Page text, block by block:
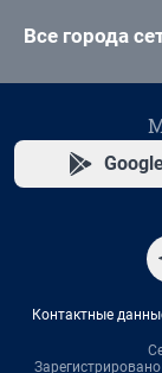
Все города
Контактные